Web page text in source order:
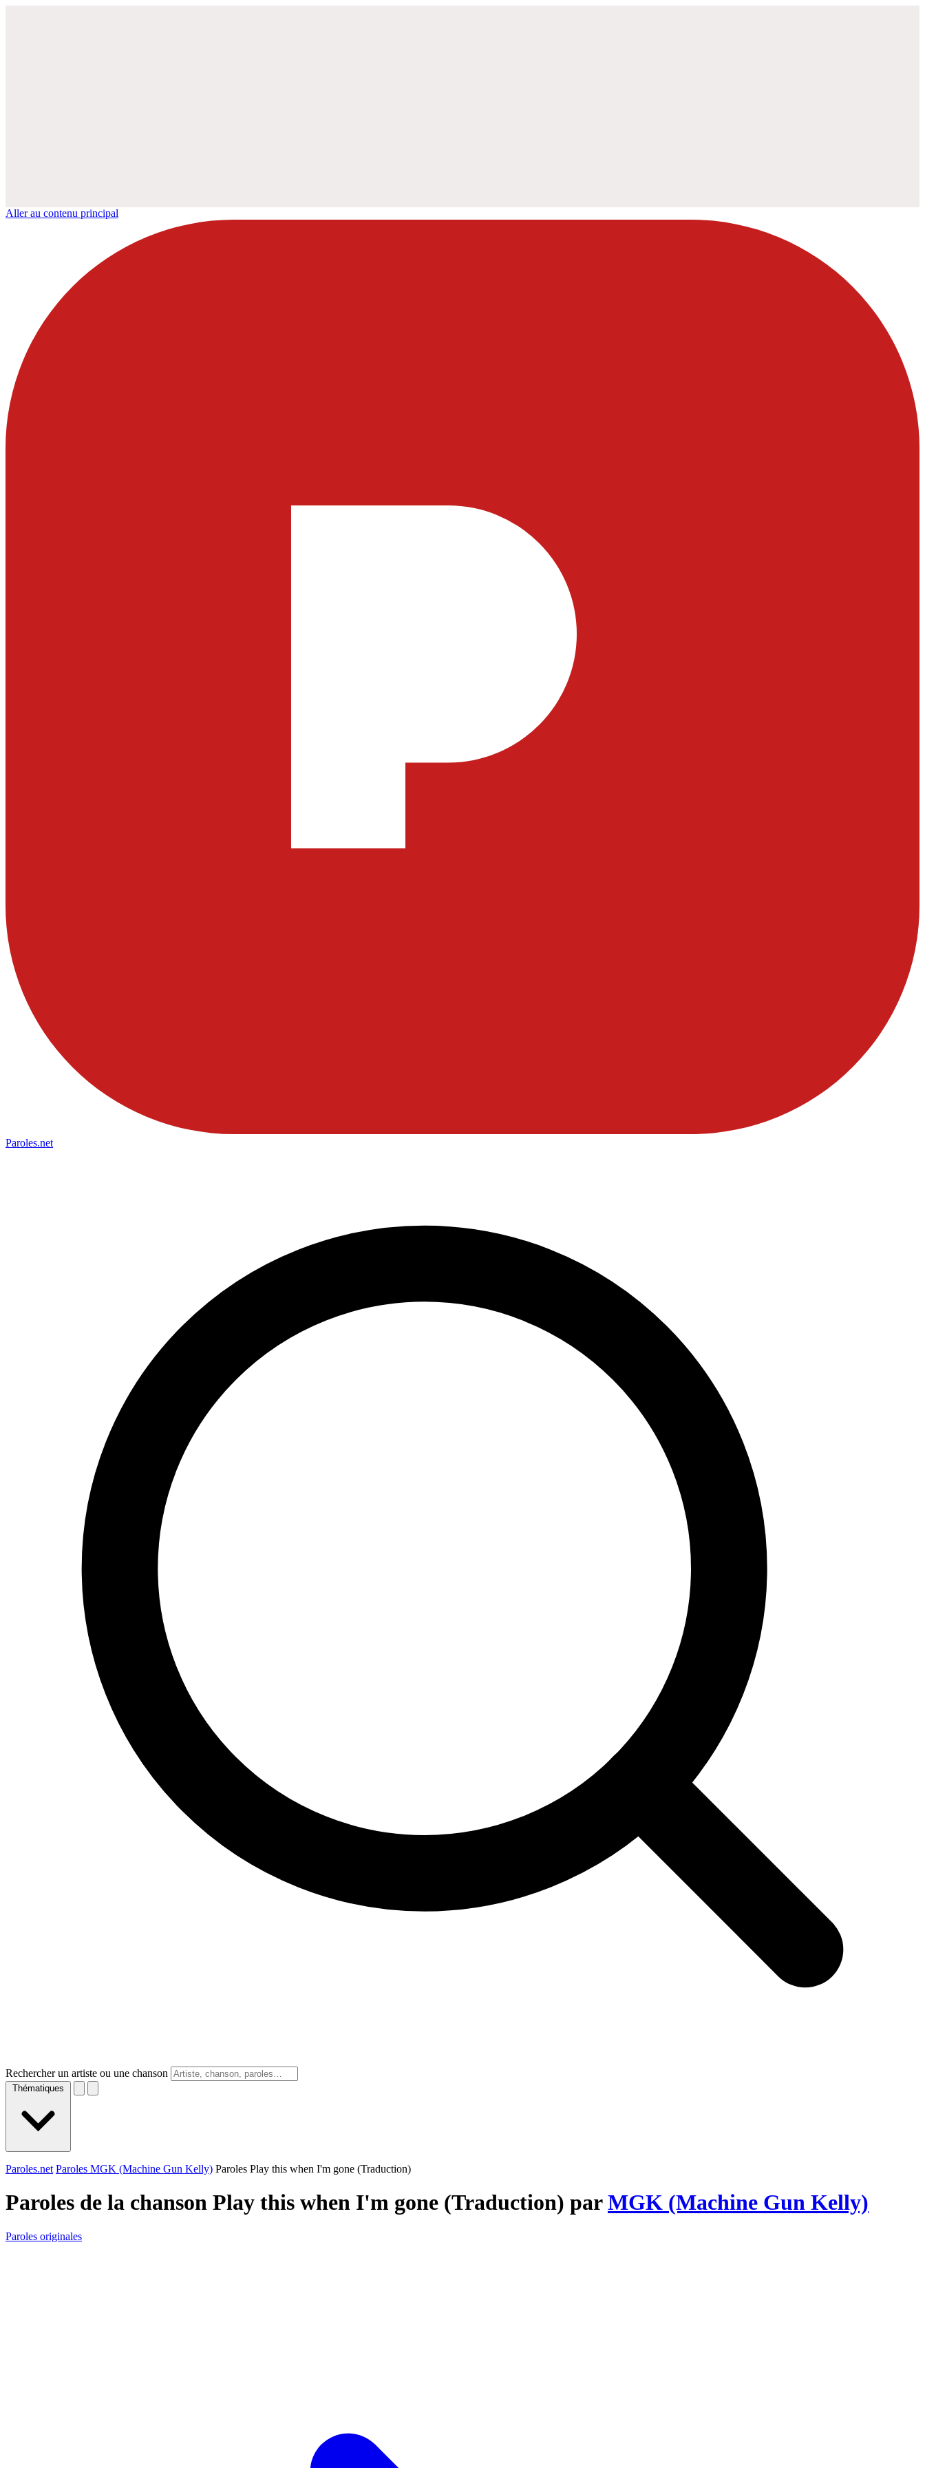
Aller au contenu principal
Paroles.net
Rechercher un artiste ou une chanson
Thématiques
Paroles.net Paroles MGK (Machine Gun Kelly) Paroles Play this when I'm gone (Traduction)
Paroles de la chanson Play this when I'm gone (Traduction) parMGK (Machine Gun Kelly)
Paroles originales